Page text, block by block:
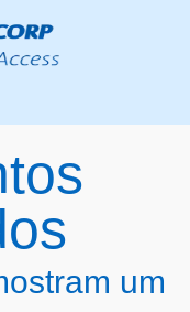
um